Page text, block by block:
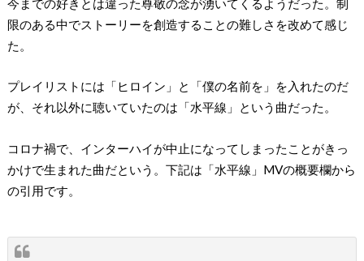
今までの好きとは違った尊敬の念が湧いてくるようだった。制
限のある中でストーリーを創造することの難しさを改めて感じ
た。
プレイリストには「ヒロイン」と「僕の名前を」を入れたのだ
が、それ以外に聴いていたのは「水平線」という曲だった。
コロナ禍で、インターハイが中止になってしまったことがきっ
かけで生まれた曲だという。下記は「水平線」MVの概要欄から
の引用です。